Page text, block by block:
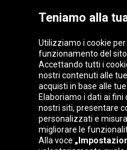
Gruppo Oponeo
Belgique
Česká
republika
España France
Teniamo alla
Utilizziamo i cookie
funzionamento del sito
Accettando tutti i
nostri contenuti alle
acquisti in base alle
Elaboriamo i dati ai
nostri siti, presentare
personalizzati e
migliorare le
Alla voce